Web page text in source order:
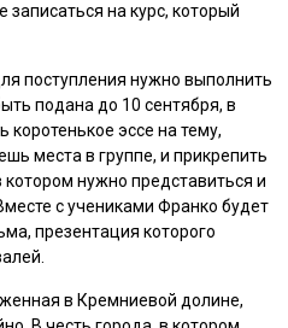
записаться на курс, который
поступления нужно выполнить
подана до 10 сентября, в
эссе на тему,
места в группе, и прикрепить
нужно представиться и
с учениками Франко будет
презентация которого
в Кремниевой долине,